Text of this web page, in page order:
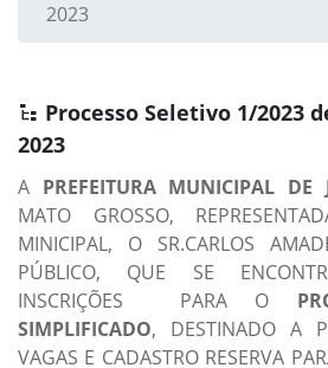
Imprensa
Legislação
Contato
2023
Processo Seletivo 1/2023
2023
A PREFEITURA MUNICIPAL DE
MATO GROSSO,
MINICIPAL, O SR.CARLOS
PÚBLICO, QUE SE
INSCRIÇÕES PARA O
SIMPLIFICADO, DESTINADO A
VAGAS E CADASTRO RESERVA